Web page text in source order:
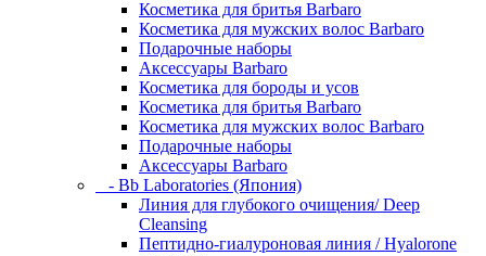
Косметика для бритья Barbaro
Косметика для мужских волос Barbaro
Подарочные наборы
Аксессуары Barbaro
Косметика для бороды и усов
Косметика для бритья Barbaro
Косметика для мужских волос Barbaro
Подарочные наборы
Аксессуары Barbaro
- Bb Laboratories (Япония)
Линия для глубокого очищения/ Deep
Cleansing
Пептидно-гиалуроновая линия / Hyalorone